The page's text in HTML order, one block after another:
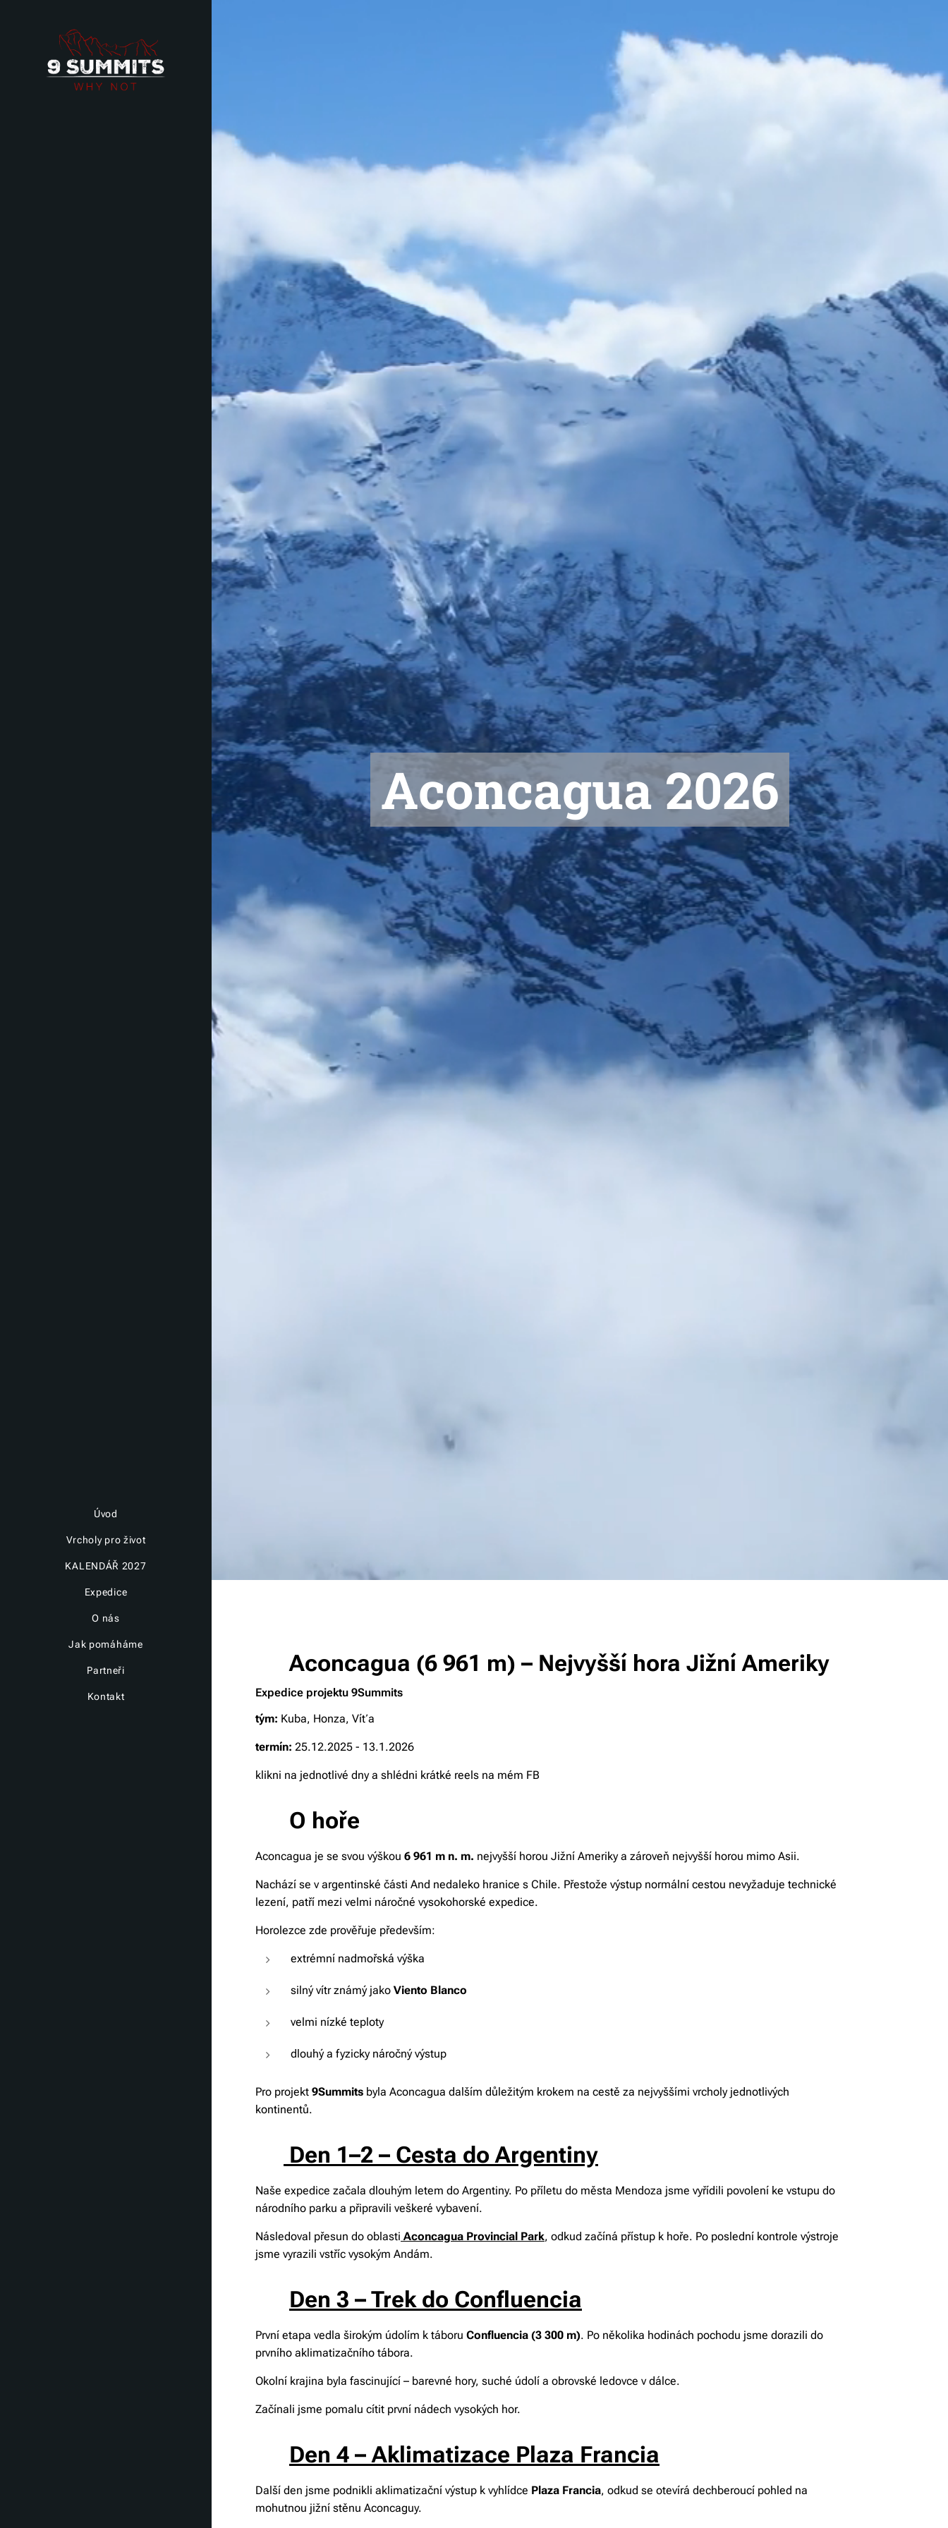
Úvod
Vrcholy pro život
KALENDÁŘ 2027
Expedice
O nás
Jak pomáháme
Partneři
Kontakt
Aconcagua 2026
🏔️ Aconcagua (6 961 m) – Nejvyšší hora Jižní Ameriky
Expedice projektu 9Summits
tým: Kuba, Honza, Víťa
termín: 25.12.2025 - 13.1.2026
klikni na jednotlivé dny a shlédni krátké reels na mém FB
🌎 O hoře
Aconcagua je se svou výškou 6 961 m n. m. nejvyšší horou Jižní Ameriky a zároveň nejvyšší horou mimo Asii.
Nachází se v argentinské části And nedaleko hranice s Chile. Přestože výstup normální cestou nevyžaduje technické
lezení, patří mezi velmi náročné vysokohorské expedice.
Horolezce zde prověřuje především:
extrémní nadmořská výška
silný vítr známý jako Viento Blanco
velmi nízké teploty
dlouhý a fyzicky náročný výstup
Pro projekt 9Summits byla Aconcagua dalším důležitým krokem na cestě za nejvyššími vrcholy jednotlivých
kontinentů.
Den 1–2 – Cesta do Argentiny
Naše expedice začala dlouhým letem do Argentiny. Po příletu do města Mendoza jsme vyřídili povolení ke vstupu do
národního parku a připravili veškeré vybavení.
Následoval přesun do oblasti Aconcagua Provincial Park, odkud začíná přístup k hoře. Po poslední kontrole výstroje
jsme vyrazili vstříc vysokým Andám.
Den 3 – Trek do Confluencia
První etapa vedla širokým údolím k táboru Confluencia (3 300 m). Po několika hodinách pochodu jsme dorazili do
prvního aklimatizačního tábora.
Okolní krajina byla fascinující – barevné hory, suché údolí a obrovské ledovce v dálce.
Začínali jsme pomalu cítit první nádech vysokých hor.
Den 4 – Aklimatizace Plaza Francia
Další den jsme podnikli aklimatizační výstup k vyhlídce Plaza Francia, odkud se otevírá dechberoucí pohled na
mohutnou jižní stěnu Aconcaguy.